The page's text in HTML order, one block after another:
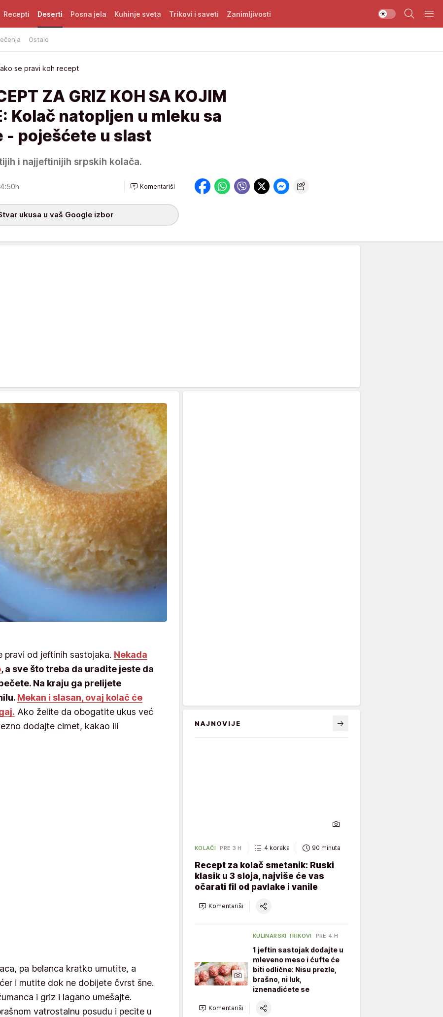
Recepti Deserti
Ostalo
Posna jela Kuhinje sveta Trikovi i saveti Zanimljivosti
se pravi koh recept
ZA GRIZ KOH SA KOJIM
Kolač natopljen u mleku sa
- poješćete u slast
i najjeftinijih srpskih kolača.
Komentariši
ukusa u vaš Google izbor
pravi od jeftinih sastojaka. Nekada
, a sve što treba da uradite jeste da
Na kraju ga prelijete
Mekan i slasan, ovaj kolač će
Ako želite da obogatite ukus već
dodajte cimet, kakao ili
pa belanca kratko umutite, a
i mutite dok ne dobijete čvrst šne.
i griz i lagano umešajte.
vatrostalnu posudu i pecite u
NAJNOVIJE
KOLAČI PRE 3 H 4 koraka 90 minuta
Recept za kolač smetanik: Ruski
klasik u 3 sloja, najviše će vas
očarati fil od pavlake i vanile
Komentariši
KULINARSKI TRIKOVI PRE 4 H
1 jeftin sastojak dodajte u
mleveno meso i ćufte će
biti odlične: Nisu prezle,
brašno, ni luk,
iznenadićete se
Komentariši